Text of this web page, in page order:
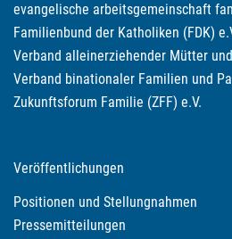
evangelische arbeitsgemeinschaft
Familienbund der Katholiken (FDK)
Verband alleinerziehender Mütter
Verband binationaler Familien und
Zukunftsforum Familie (ZFF) e.V.
Veröffentlichungen
Positionen und Stellungnahmen
Pressemitteilungen